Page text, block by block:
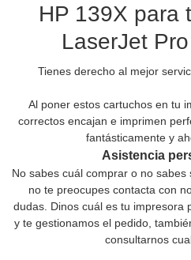
HP 139X para
LaserJet
Tienes derecho al mejor
Al poner estos cartuchos en tu
correctos encajan e imprimen
fantásticamente y
Asistencia
No sabes cuál comprar o no sabes
no te preocupes contacta con
dudas. Dinos cuál es tu impresora
y te gestionamos el pedido,
consultarnos